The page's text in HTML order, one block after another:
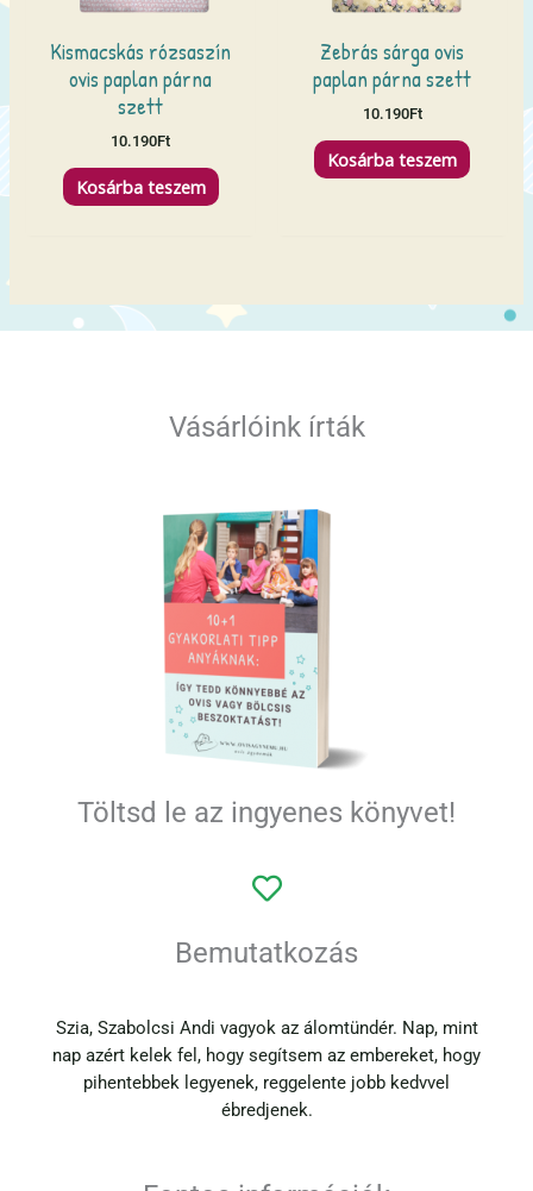
Kismacskás rózsaszín
ovis paplan párna
szett
10.190Ft
Kosárba teszem
Zebrás sárga ovis
paplan párna szett
10.190Ft
Kosárba teszem
Vásárlóink írták
Töltsd le az ingyenes könyvet!
Bemutatkozás
Szia, Szabolcsi Andi vagyok az álomtündér. Nap, mint
nap azért kelek fel, hogy segítsem az embereket, hogy
pihentebbek legyenek, reggelente jobb kedvvel
ébredjenek.